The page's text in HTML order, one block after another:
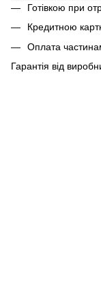
Готівкою при
Кредитною
Оплата
Гарантія від